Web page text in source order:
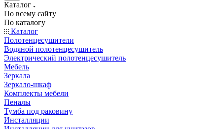
Каталог
По всему сайту
По каталогу
Каталог
Полотенцесушители
Водяной полотенцесушитель
Электрический полотенцесушитель
Мебель
Зеркала
Зеркало-шкаф
Комплекты мебели
Пеналы
Тумба под раковину
Инсталляции